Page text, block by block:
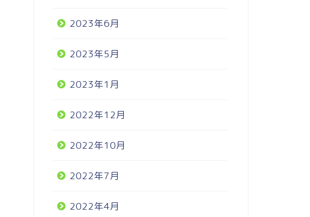
2023年6月
2023年5月
2023年1月
2022年12月
2022年10月
2022年7月
2022年4月